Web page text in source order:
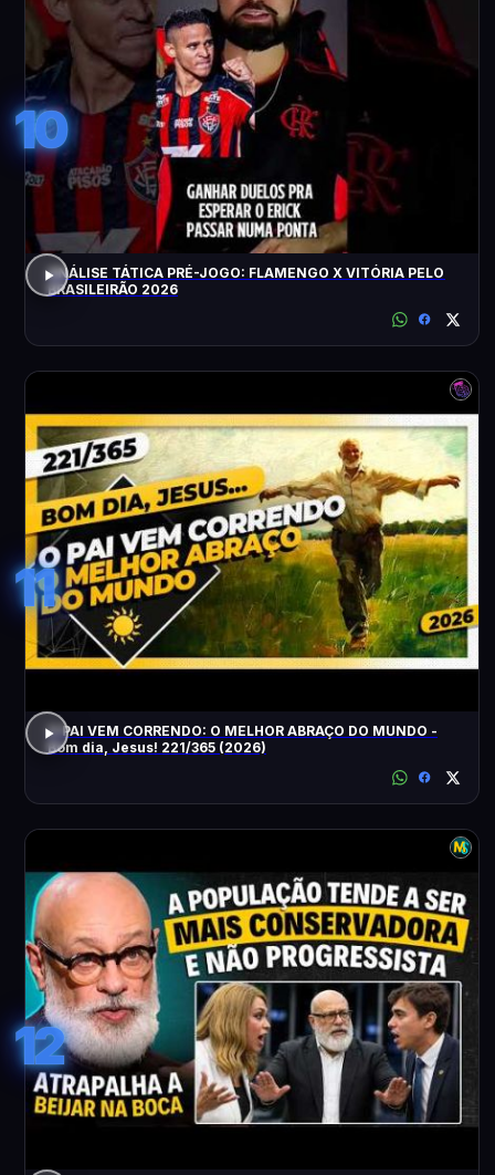
10
ANÁLISE TÁTICA PRÉ-JOGO: FLAMENGO X VITÓRIA PELO
BRASILEIRÃO 2026
11
O PAI VEM CORRENDO: O MELHOR ABRAÇO DO MUNDO -
Bom dia, Jesus! 221/365 (2026)
12